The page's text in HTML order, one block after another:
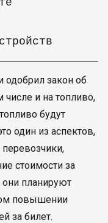
закон об
числе и на топливо,
будут
один из аспектов,
стоимости за
планируют
повышении
за билет.